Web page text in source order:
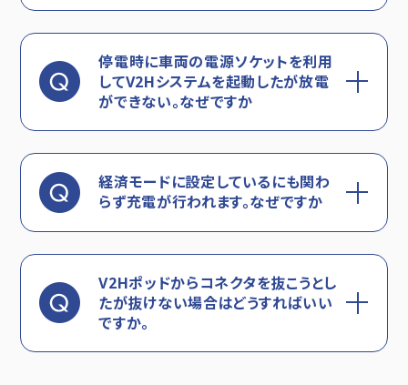
停電時に車両の電源ソケットを利用
してV2Hシステムを起動したが放電
ができない。なぜですか
経済モードに設定しているにも関わ
らず充電が行われます。なぜですか
V2Hポッドからコネクタを抜こうとし
たが抜けない場合はどうすればいい
ですか。